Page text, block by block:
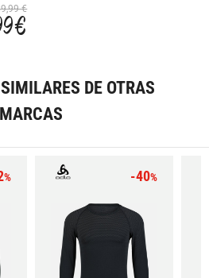
€
€
DE OTRAS
MARCAS
% -40%